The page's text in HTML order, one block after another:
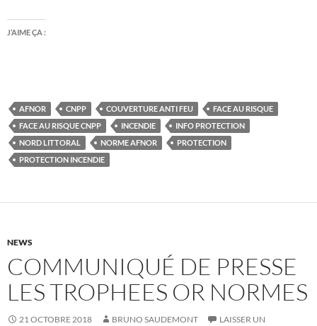
J’AIME ÇA :
AFNOR CNPP COUVERTURE ANTI FEU
FACE AU RISQUE
FACE AU RISQUE CNPP
INCENDIE
INFO PROTECTION
NORD LITTORAL
NORME AFNOR
PROTECTION
PROTECTION INCENDIE
NEWS
COMMUNIQUÉ DE PRESSE
LES TROPHEES OR NORMES
21 OCTOBRE 2018 BRUNO SAUDEMONT
LAISSER UN